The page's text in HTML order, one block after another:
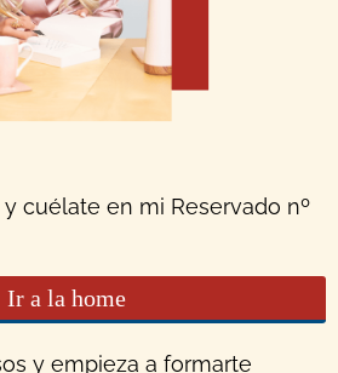
cuélate en mi Reservado nº
Ir a la home
y empieza a formarte